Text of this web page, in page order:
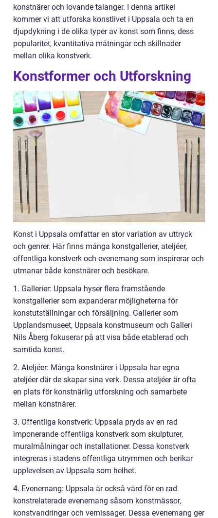
konstnärer och lovande talanger. I denna artikel
kommer vi att utforska konstlivet i Uppsala och ta en
djupdykning i de olika typer av konst som finns, dess
popularitet, kvantitativa mätningar och skillnader
mellan olika konstverk.
Konstformer och Utforskning
Konst i Uppsala omfattar en stor variation av uttryck
och genrer. Här finns många konstgallerier, ateljéer,
offentliga konstverk och evenemang som inspirerar och
utmanar både konstnärer och besökare.
1. Gallerier: Uppsala hyser flera framstående
konstgallerier som expanderar möjligheterna för
konstutställningar och försäljning. Gallerier som
Upplandsmuseet, Uppsala konstmuseum och Galleri
Nils Åberg fokuserar på att visa både etablerad och
samtida konst.
2. Ateljéer: Många konstnärer i Uppsala har egna
ateljéer där de skapar sina verk. Dessa ateljéer är ofta
en plats för konstnärlig utforskning och samarbete
mellan konstnärer.
3. Offentliga konstverk: Uppsala pryds av en rad
imponerande offentliga konstverk som skulpturer,
muralmålningar och installationer. Dessa konstverk
integreras i stadens offentliga utrymmen och berikar
upplevelsen av Uppsala som helhet.
4. Evenemang: Uppsala är också värd för en rad
konstrelaterade evenemang såsom konstmässor,
konstvandringar och vernissager. Dessa evenemang ger